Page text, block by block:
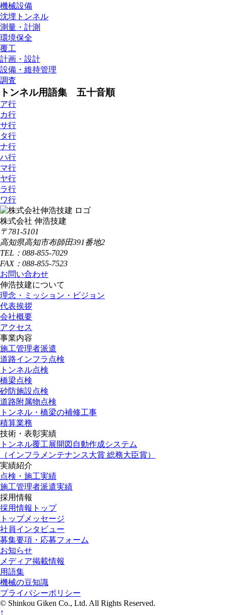
機械設備
沈埋トンネル
測量・計測
環境保全
覆工
計画・設計
設備・維持管理
調査
トンネル用語集 五十音順
ア行
カ行
サ行
タ行
ナ行
ハ行
マ行
ヤ行
ラ行
ワ行
株式会社 伸浩技建
〒781-5101
高知県高知市布師田391番地2
TEL：088-855-7029
FAX：088-855-7523
お問い合わせ
伸浩技建について
理念・ミッション・ビジョン
代表挨拶
会社概要
アクセス
事業内容
施工管理者派遣
道路インフラ点検
トンネル点検
橋梁点検
砂防施設点検
道路附属物点検
トンネル・橋梁の補修工事
積算業務
技術・表彰実績
トンネル覆工展開図自動作成システム
（インフラメンテナンス大賞 総務大臣賞）
実績紹介
点検・施工実績
施工管理者派遣実績
採用情報
採用情報トップ
トップメッセージ
社員インタビュー
募集要項・応募フォーム
お知らせ
メディア掲載情報
用語集
機械の豆知識
プライバシーポリシー
© Shinkou Giken Co., Ltd. All Rights Reserved.
↑